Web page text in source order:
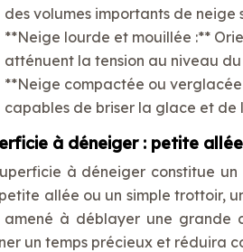
des volumes importants de neige
**Neige lourde et mouillée :**
atténuent la tension au niveau
**Neige compactée ou verglacée
capables de briser la glace et de
à déneiger : petite
à déneiger constitue
allée ou un simple trottoir,
amené à déblayer une grande
un temps précieux et réduira